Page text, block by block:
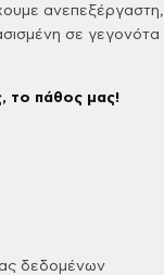
ανεπεξέργαστη,
σε γεγονότα
το πάθος μας!
δεδομένων